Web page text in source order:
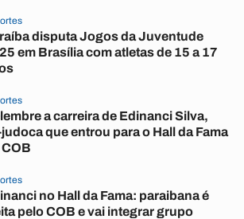
disputa Jogos da Juventude
em Brasília com atletas de 15 a 17
a carreira de Edinanci Silva,
que entrou para o Hall da Fama
no Hall da Fama: paraibana é
pelo COB e vai integrar grupo